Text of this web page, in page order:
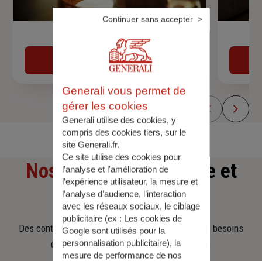
Devis assurance auto
Obtenir une estimation
Nos offresd'assurance et
d'épargne
Des contrats clairs et flexibles pour sécuriser vos besoins
d’aujourd’hui et anticiper ceux de demain.
Generali vous permet de
gérer les cookies
Generali utilise des cookies, y
compris des cookies tiers, sur le
site Generali.fr.
Ce site utilise des cookies pour
l’analyse et l'amélioration de
l’expérience utilisateur, la mesure et
l’analyse d’audience, l’interaction
avec les réseaux sociaux, le ciblage
publicitaire (ex : Les cookies de
Google sont utilisés pour la
personnalisation publicitaire), la
mesure de performance de nos
Continuer sans accepter